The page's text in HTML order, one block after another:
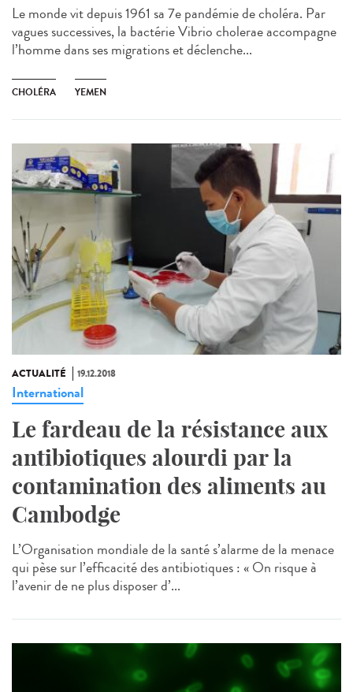
Le monde vit depuis 1961 sa 7e pandémie de choléra. Par
vagues successives, la bactérie Vibrio cholerae accompagne
l’homme dans ses migrations et déclenche...
CHOLÉRA YEMEN
ACTUALITÉ 19.12.2018
International
Le fardeau de la résistance aux
antibiotiques alourdi par la
contamination des aliments au
Cambodge
L’Organisation mondiale de la santé s’alarme de la menace
qui pèse sur l’efficacité des antibiotiques : « On risque à
l’avenir de ne plus disposer d’...